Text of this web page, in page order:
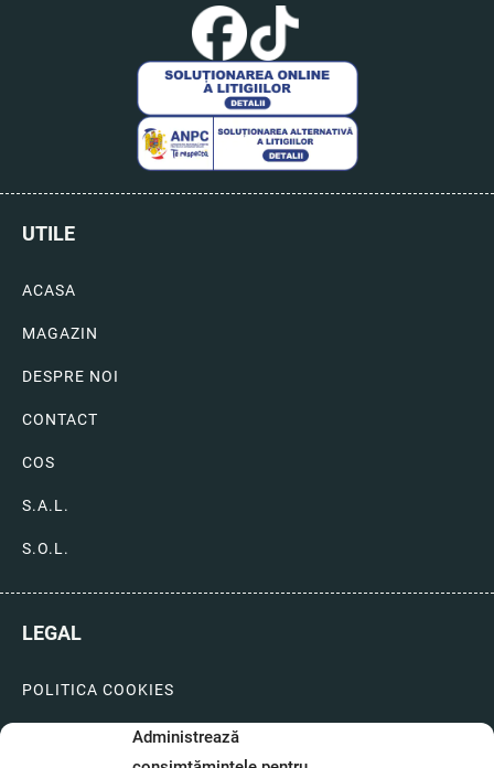
Administrează
UTILE
ACASA
MAGAZIN
DESPRE NOI
CONTACT
COS
S.A.L.
S.O.L.
LEGAL
POLITICA COOKIES
LIVRARI SI PLATI